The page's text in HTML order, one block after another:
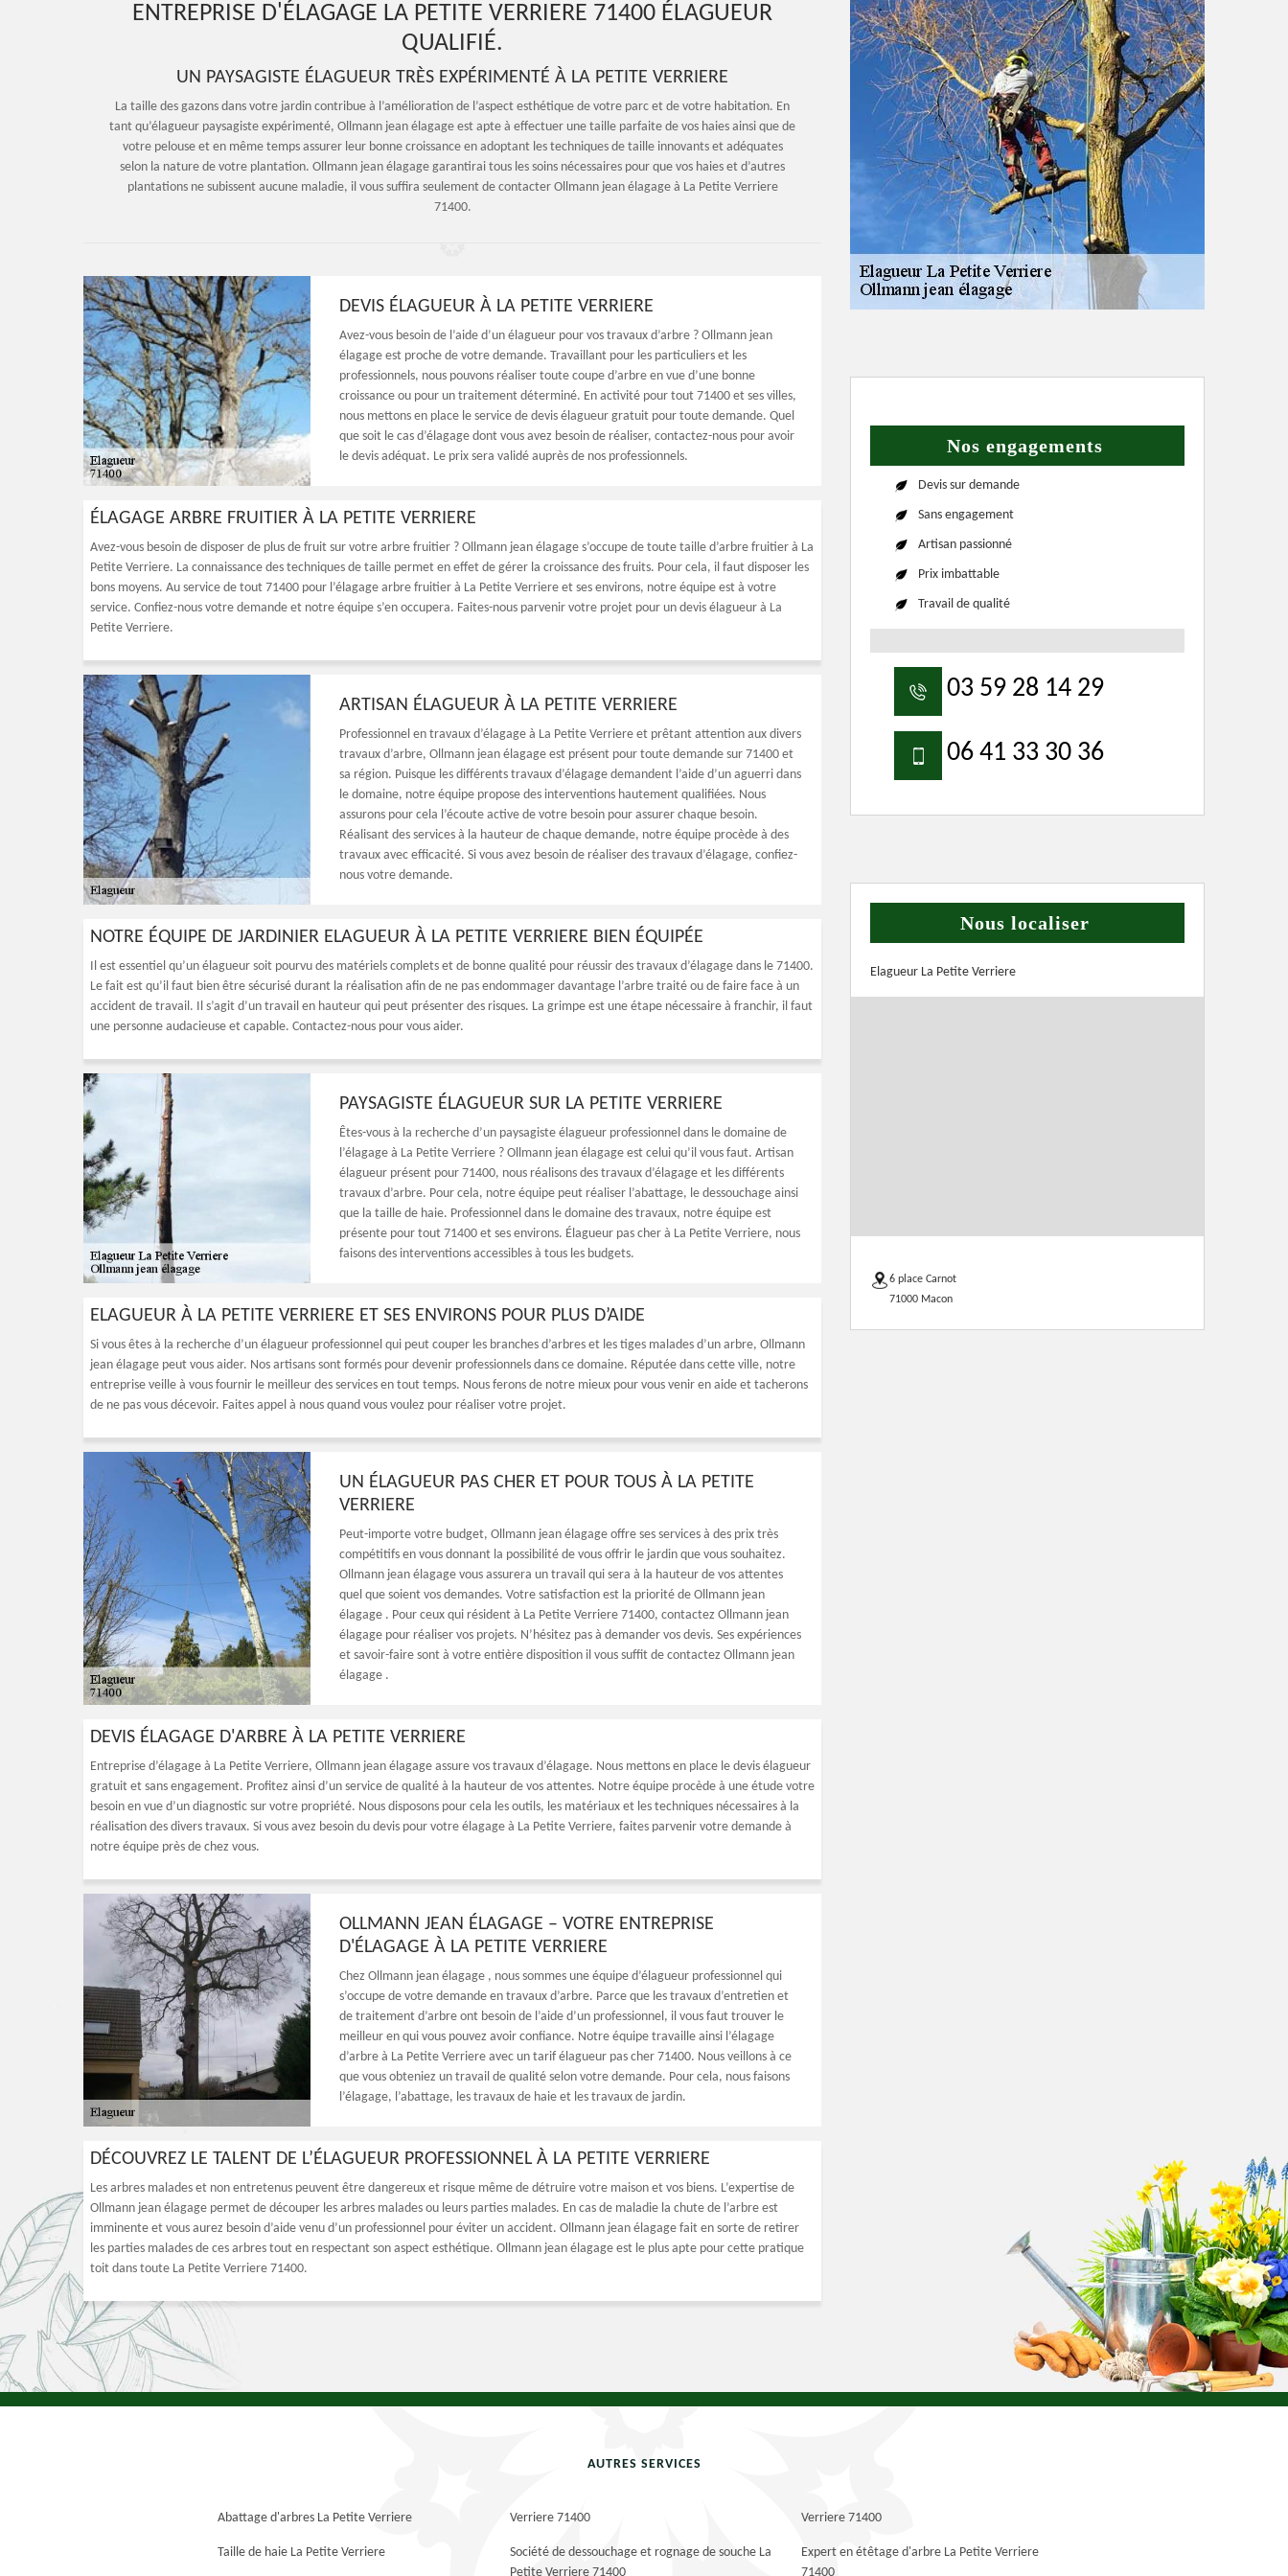
ENTREPRISE D'ÉLAGAGE LA PETITE VERRIERE 71400 ÉLAGUEUR
QUALIFIÉ.
UN PAYSAGISTE ÉLAGUEUR TRÈS EXPÉRIMENTÉ À LA PETITE VERRIERE
La taille des gazons dans votre jardin contribue à l’amélioration de l’aspect esthétique de votre parc et de votre habitation. En
tant qu’élagueur paysagiste expérimenté, Ollmann jean élagage est apte à effectuer une taille parfaite de vos haies ainsi que de
votre pelouse et en même temps assurer leur bonne croissance en adoptant les techniques de taille innovants et adéquates
selon la nature de votre plantation. Ollmann jean élagage garantirai tous les soins nécessaires pour que vos haies et d’autres
plantations ne subissent aucune maladie, il vous suffira seulement de contacter Ollmann jean élagage à La Petite Verriere
71400.
DEVIS ÉLAGUEUR À LA PETITE VERRIERE
Avez-vous besoin de l’aide d’un élagueur pour vos travaux d’arbre ? Ollmann jean
élagage est proche de votre demande. Travaillant pour les particuliers et les
professionnels, nous pouvons réaliser toute coupe d’arbre en vue d’une bonne
croissance ou pour un traitement déterminé. En activité pour tout 71400 et ses villes,
nous mettons en place le service de devis élagueur gratuit pour toute demande. Quel
que soit le cas d’élagage dont vous avez besoin de réaliser, contactez-nous pour avoir
le devis adéquat. Le prix sera validé auprès de nos professionnels.
ÉLAGAGE ARBRE FRUITIER À LA PETITE VERRIERE
Avez-vous besoin de disposer de plus de fruit sur votre arbre fruitier ? Ollmann jean élagage s’occupe de toute taille d’arbre fruitier à La
Petite Verriere. La connaissance des techniques de taille permet en effet de gérer la croissance des fruits. Pour cela, il faut disposer les
bons moyens. Au service de tout 71400 pour l’élagage arbre fruitier à La Petite Verriere et ses environs, notre équipe est à votre
service. Confiez-nous votre demande et notre équipe s’en occupera. Faites-nous parvenir votre projet pour un devis élagueur à La
Petite Verriere.
ARTISAN ÉLAGUEUR À LA PETITE VERRIERE
Professionnel en travaux d’élagage à La Petite Verriere et prêtant attention aux divers
travaux d’arbre, Ollmann jean élagage est présent pour toute demande sur 71400 et
sa région. Puisque les différents travaux d’élagage demandent l’aide d’un aguerri dans
le domaine, notre équipe propose des interventions hautement qualifiées. Nous
assurons pour cela l’écoute active de votre besoin pour assurer chaque besoin.
Réalisant des services à la hauteur de chaque demande, notre équipe procède à des
travaux avec efficacité. Si vous avez besoin de réaliser des travaux d’élagage, confiez-
nous votre demande.
NOTRE ÉQUIPE DE JARDINIER ELAGUEUR À LA PETITE VERRIERE BIEN ÉQUIPÉE
Il est essentiel qu’un élagueur soit pourvu des matériels complets et de bonne qualité pour réussir des travaux d’élagage dans le 71400.
Le fait est qu’il faut bien être sécurisé durant la réalisation afin de ne pas endommager davantage l’arbre traité ou de faire face à un
accident de travail. Il s’agit d’un travail en hauteur qui peut présenter des risques. La grimpe est une étape nécessaire à franchir, il faut
une personne audacieuse et capable. Contactez-nous pour vous aider.
PAYSAGISTE ÉLAGUEUR SUR LA PETITE VERRIERE
Êtes-vous à la recherche d’un paysagiste élagueur professionnel dans le domaine de
l’élagage à La Petite Verriere ? Ollmann jean élagage est celui qu’il vous faut. Artisan
élagueur présent pour 71400, nous réalisons des travaux d’élagage et les différents
travaux d’arbre. Pour cela, notre équipe peut réaliser l’abattage, le dessouchage ainsi
que la taille de haie. Professionnel dans le domaine des travaux, notre équipe est
présente pour tout 71400 et ses environs. Élagueur pas cher à La Petite Verriere, nous
faisons des interventions accessibles à tous les budgets.
ELAGUEUR À LA PETITE VERRIERE ET SES ENVIRONS POUR PLUS D’AIDE
Si vous êtes à la recherche d’un élagueur professionnel qui peut couper les branches d’arbres et les tiges malades d’un arbre, Ollmann
jean élagage peut vous aider. Nos artisans sont formés pour devenir professionnels dans ce domaine. Réputée dans cette ville, notre
entreprise veille à vous fournir le meilleur des services en tout temps. Nous ferons de notre mieux pour vous venir en aide et tacherons
de ne pas vous décevoir. Faites appel à nous quand vous voulez pour réaliser votre projet.
UN ÉLAGUEUR PAS CHER ET POUR TOUS À LA PETITE
VERRIERE
Peut-importe votre budget, Ollmann jean élagage offre ses services à des prix très
compétitifs en vous donnant la possibilité de vous offrir le jardin que vous souhaitez.
Ollmann jean élagage vous assurera un travail qui sera à la hauteur de vos attentes
quel que soient vos demandes. Votre satisfaction est la priorité de Ollmann jean
élagage . Pour ceux qui résident à La Petite Verriere 71400, contactez Ollmann jean
élagage pour réaliser vos projets. N’hésitez pas à demander vos devis. Ses expériences
et savoir-faire sont à votre entière disposition il vous suffit de contactez Ollmann jean
élagage .
DEVIS ÉLAGAGE D'ARBRE À LA PETITE VERRIERE
Entreprise d’élagage à La Petite Verriere, Ollmann jean élagage assure vos travaux d’élagage. Nous mettons en place le devis élagueur
gratuit et sans engagement. Profitez ainsi d’un service de qualité à la hauteur de vos attentes. Notre équipe procède à une étude votre
besoin en vue d’un diagnostic sur votre propriété. Nous disposons pour cela les outils, les matériaux et les techniques nécessaires à la
réalisation des divers travaux. Si vous avez besoin du devis pour votre élagage à La Petite Verriere, faites parvenir votre demande à
notre équipe près de chez vous.
OLLMANN JEAN ÉLAGAGE – VOTRE ENTREPRISE
D'ÉLAGAGE À LA PETITE VERRIERE
Chez Ollmann jean élagage , nous sommes une équipe d’élagueur professionnel qui
s’occupe de votre demande en travaux d’arbre. Parce que les travaux d’entretien et
de traitement d’arbre ont besoin de l’aide d’un professionnel, il vous faut trouver le
meilleur en qui vous pouvez avoir confiance. Notre équipe travaille ainsi l’élagage
d’arbre à La Petite Verriere avec un tarif élagueur pas cher 71400. Nous veillons à ce
que vous obteniez un travail de qualité selon votre demande. Pour cela, nous faisons
l’élagage, l’abattage, les travaux de haie et les travaux de jardin.
DÉCOUVREZ LE TALENT DE L’ÉLAGUEUR PROFESSIONNEL À LA PETITE VERRIERE
Les arbres malades et non entretenus peuvent être dangereux et risque même de détruire votre maison et vos biens. L’expertise de
Ollmann jean élagage permet de découper les arbres malades ou leurs parties malades. En cas de maladie la chute de l’arbre est
imminente et vous aurez besoin d’aide venu d’un professionnel pour éviter un accident. Ollmann jean élagage fait en sorte de retirer
les parties malades de ces arbres tout en respectant son aspect esthétique. Ollmann jean élagage est le plus apte pour cette pratique
toit dans toute La Petite Verriere 71400.
Nos engagements
Devis sur demande
Sans engagement
Artisan passionné
Prix imbattable
Travail de qualité
03 59 28 14 29
06 41 33 30 36
Nous localiser
Elagueur La Petite Verriere
6 place Carnot
71000 Macon
AUTRES SERVICES
Abattage d'arbres La Petite Verriere
Taille de haie La Petite Verriere
Verriere 71400
Société de dessouchage et rognage de souche La
Petite Verriere 71400
Verriere 71400
Expert en étêtage d'arbre La Petite Verriere
71400